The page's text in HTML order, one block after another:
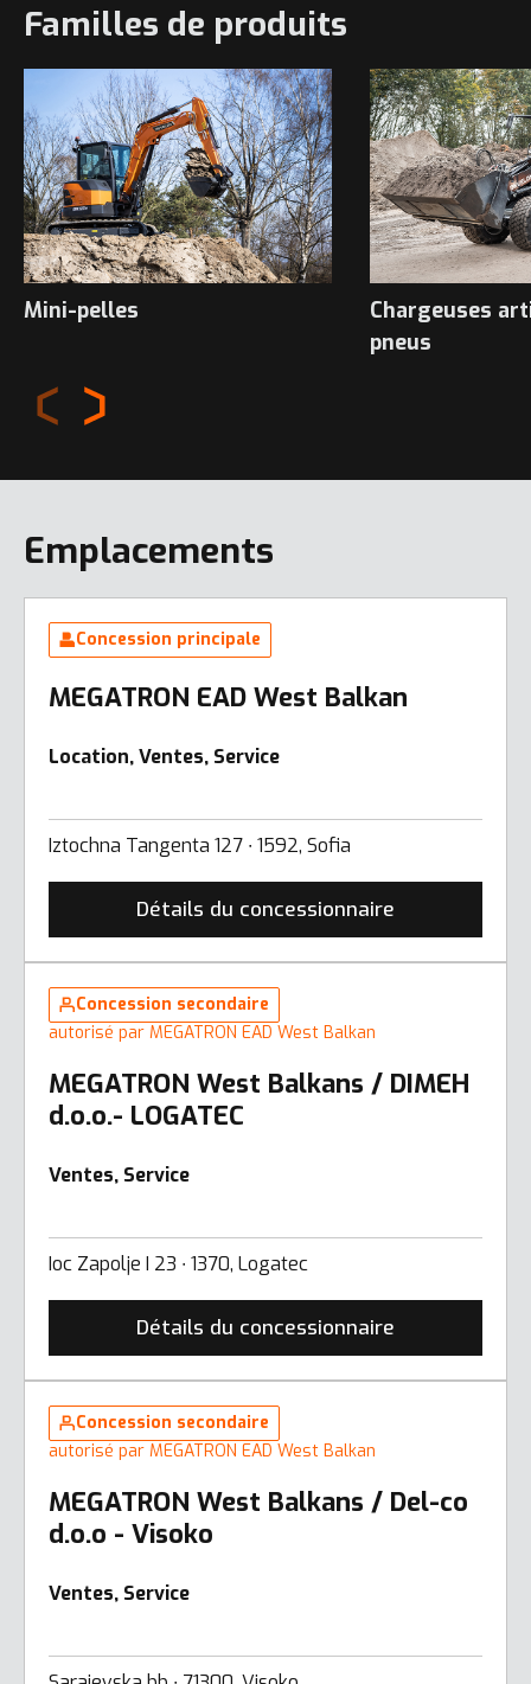
Familles de produits
Mini-pelles
Chargeuses
pneus
Emplacements
Concession principale
MEGATRON EAD West Balkan
Location, Ventes, Service
Iztochna Tangenta 127 ∙ 1592, Sofia
Détails du concessionnaire
Concession secondaire
autorisé par MEGATRON EAD West Balkan
MEGATRON West Balkans / DIMEH
d.o.o.- LOGATEC
Ventes, Service
Ioc Zapolje I 23 ∙ 1370, Logatec
Détails du concessionnaire
Concession secondaire
autorisé par MEGATRON EAD West Balkan
MEGATRON West Balkans / Del-co
d.o.o - Visoko
Ventes, Service